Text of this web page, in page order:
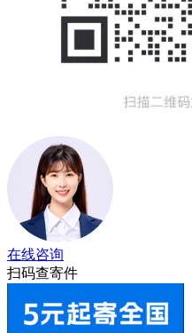
在线咨询
扫码查寄件